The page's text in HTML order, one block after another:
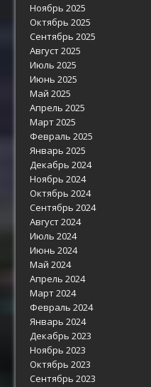
Ноябрь 2025
Октябрь 2025
Сентябрь 2025
Август 2025
Июль 2025
Июнь 2025
Май 2025
Апрель 2025
Март 2025
Февраль 2025
Январь 2025
Декабрь 2024
Ноябрь 2024
Октябрь 2024
Сентябрь 2024
Август 2024
Июль 2024
Июнь 2024
Май 2024
Апрель 2024
Март 2024
Февраль 2024
Январь 2024
Декабрь 2023
Ноябрь 2023
Октябрь 2023
Сентябрь 2023